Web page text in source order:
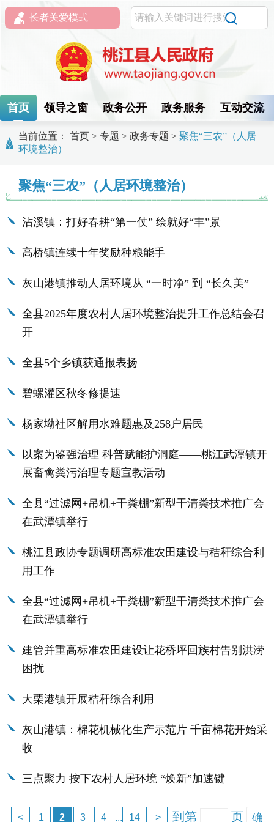
长者关爱模式
首页 领导之窗 政务公开 政务服务 互动交流
当前位置： 首页 > 专题 > 政务专题 > 聚焦“三农”（人居
环境整治）
聚焦“三农”（人居环境整治）
沾溪镇：打好春耕“第一仗” 绘就好“丰”景
高桥镇连续十年奖励种粮能手
灰山港镇推动人居环境从 “一时净” 到 “长久美”
全县2025年度农村人居环境整治提升工作总结会召
开
全县5个乡镇获通报表扬
碧螺灌区秋冬修提速
杨家坳社区解用水难题惠及258户居民
以案为鉴强治理 科普赋能护洞庭——桃江武潭镇开
展畜禽粪污治理专题宣教活动
全县“过滤网+吊机+干粪棚”新型干清粪技术推广会
在武潭镇举行
桃江县政协专题调研高标准农田建设与秸秆综合利
用工作
全县“过滤网+吊机+干粪棚”新型干清粪技术推广会
在武潭镇举行
建管并重高标准农田建设让花桥坪回族村告别洪涝
困扰
大栗港镇开展秸秆综合利用
灰山港镇：棉花机械化生产示范片 千亩棉花开始采
收
三点聚力 按下农村人居环境 “焕新”加速键
< 1 2 3 4 ... 14 > 到第 页 确